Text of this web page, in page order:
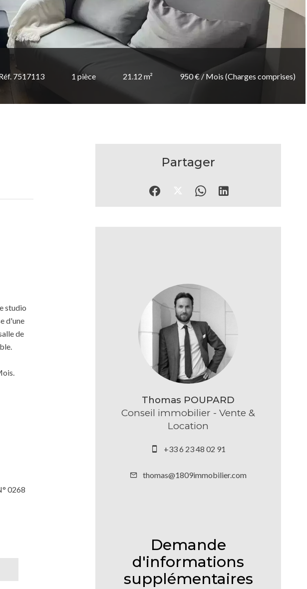
7517113 1 pièce 21.12 m² 950 € / Mois (Charges comprises)
studio
d'une
de
0268
Partager
Thomas POUPARD
Conseil immobilier - Vente &
Location
+33 6 23 48 02 91
thomas@1809immobilier.com
Demande
d'informations
supplémentaires